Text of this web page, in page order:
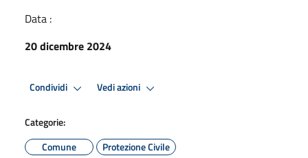
Data :
20 dicembre 2024
Condividi Vedi azioni
Categorie:
Comune
Protezione Civile